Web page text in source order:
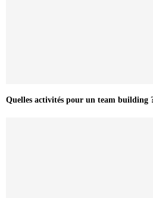
Quelles activités pour un team building